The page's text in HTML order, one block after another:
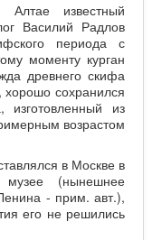
известный
Василий Радлов
периода с
моменту курган
древнего скифа
хорошо сохранился
изготовленный из
возрастом
в Москве в
музее (нынешнее
- прим. авт.),
его не решились